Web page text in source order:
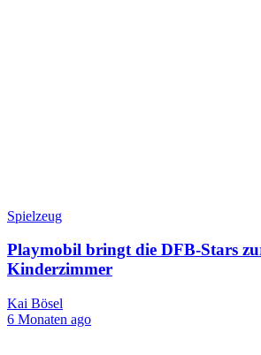
Spielzeug
Playmobil bringt die DFB-Stars
Kinderzimmer
Kai Bösel
6 Monaten ago